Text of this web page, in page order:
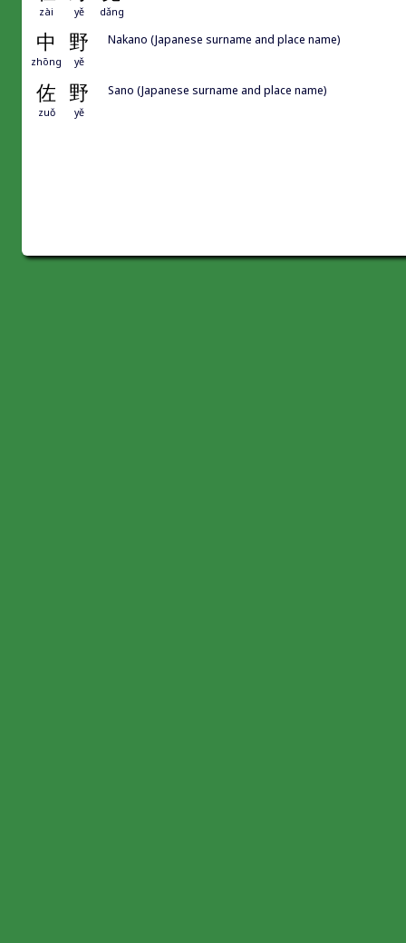
zài yě dǎng
中 野
zhōng yě
Nakano (Japanese surname and place name)
佐 野
zuǒ yě
Sano (Japanese surname and place name)